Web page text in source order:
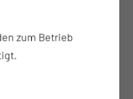
zum Betrieb